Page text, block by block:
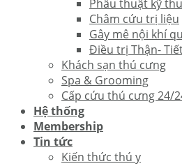
Phẫu thuật kỹ
Châm cứu trị liệu
Gây mê nội khí
Điều trị Thận-
Khách sạn thú cưng
Spa & Grooming
Cấp cứu thú cưng 24/
Hệ thống
Membership
Tin tức
Kiến thức thú y